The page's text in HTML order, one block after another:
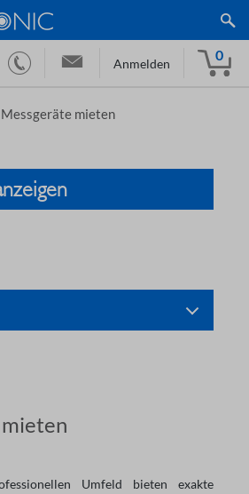
Anmelden
0
Messgeräte mieten
Umfeld bieten exakte